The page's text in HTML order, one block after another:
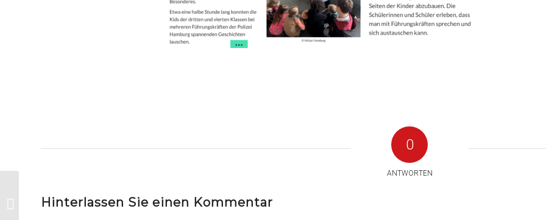
0
ANTWORTEN
Hinterlassen Sie einen Kommentar
Video: Interview mit Per Ledermann,